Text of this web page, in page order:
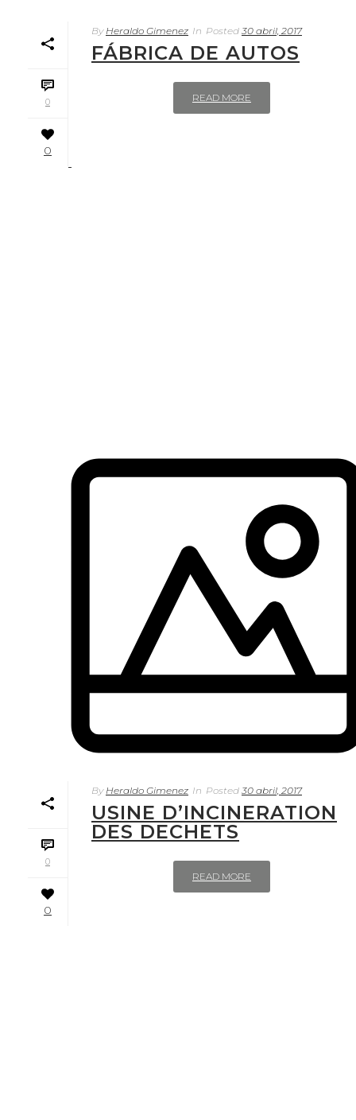
0
0
By Heraldo Gimenez In Posted 30 abril, 2017
FÁBRICA DE AUTOS
READ MORE
0
0
By Heraldo Gimenez In Posted 30 abril, 2017
USINE D’INCINERATION
DES DECHETS
READ MORE